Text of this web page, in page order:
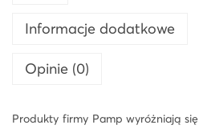
Informacje dodatkowe
Opinie (0)
Produkty firmy Pamp wyróżniają